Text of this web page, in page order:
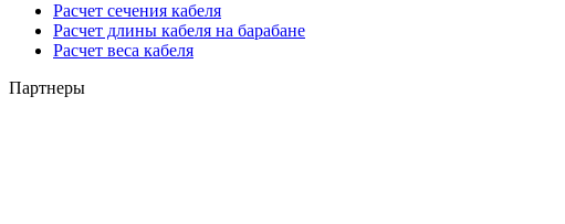
Расчет сечения кабеля
Расчет длины кабеля на барабане
Расчет веса кабеля
Партнеры